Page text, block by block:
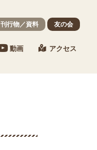
刊行物／資料 友の会
動画 アクセス